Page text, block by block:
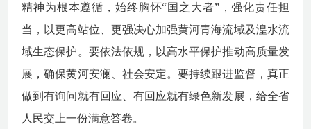
精神为根本遵循 ，始终胸怀“国之大者”，强化责任担
当，以更高站位、更强决心加强黄河青海流域及湟水流
域生态保护。 要依法依规，以高水平保护推动高质量发
展，确保黄河安澜、社会安定。要持续跟进监督，真正
做到有询问就有回应、有回应就有绿色新发展，给全省
人民交上一份满意答卷。